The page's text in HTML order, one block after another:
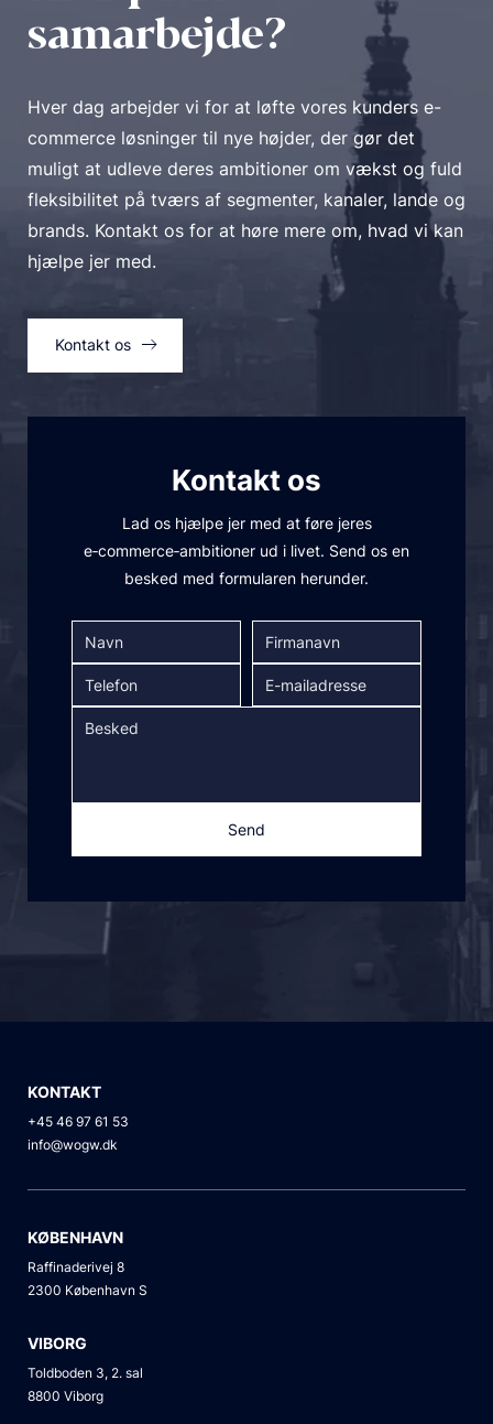
samarbejde?
Hver dag arbejder vi for at løfte vores kunders e-
commerce løsninger til nye højder, der gør det
muligt at udleve deres ambitioner om vækst og fuld
fleksibilitet på tværs af segmenter, kanaler, lande og
brands. Kontakt os for at høre mere om, hvad vi kan
hjælpe jer med.
Kontakt os
Kontakt os
Lad os hjælpe jer med at føre jeres
e‑commerce‑ambitioner ud i livet. Send os en
besked med formularen herunder.
Send
KONTAKT
+45 46 97 61 53
info@wogw.dk
KØBENHAVN
Raffinaderivej 8
2300 København S
VIBORG
Toldboden 3, 2. sal
8800 Viborg